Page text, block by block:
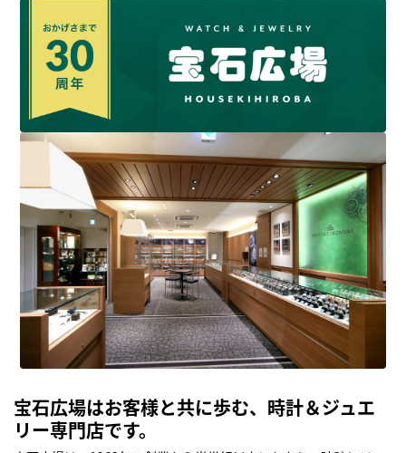
宝石広場はお客様と共に歩む、時計＆ジュエ
リー専門店です。